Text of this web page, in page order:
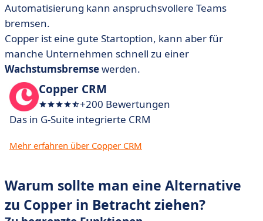
Automatisierung kann anspruchsvollere Teams
bremsen.
Copper ist eine gute Startoption, kann aber für
manche Unternehmen schnell zu einer
Wachstumsbremsewerden.
Copper CRM
+200 Bewertungen
Das in G-Suite integrierte CRM
Mehr erfahren über Copper CRM
Warum sollte man eine Alternative
zu Copper in Betracht ziehen?